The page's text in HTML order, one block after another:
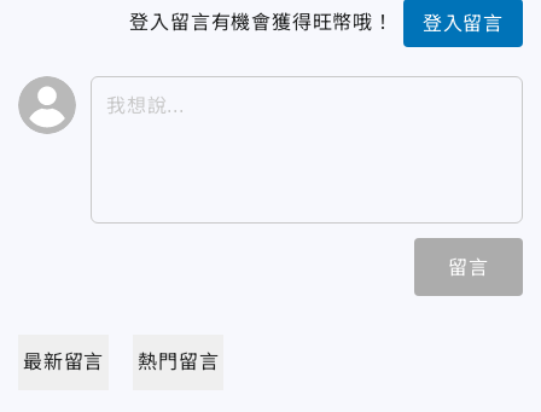
登入留言有機會獲得旺幣哦！ 登入留言
留言
最新留言 熱門留言